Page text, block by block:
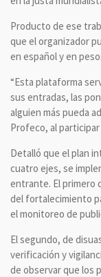
Producto de ese
que el organizador
en español y en
“Esta plataforma
sus entradas, las
alguien más pueda
Profeco, al
Detalló que el plan
cuatro ejes, se
entrante. El primero
del fortalecimiento
el monitoreo de
El segundo, de
verificación y
de observar que los